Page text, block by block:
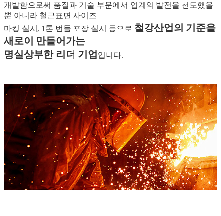
개발함으로써 품질과 기술 부문에서 업계의 발전을 선도했을
뿐 아니라 철근표면 사이즈
마킹 실시, 1톤 번들 포장 실시 등으로 철강산업의 기준을
새로이 만들어가는
명실상부한 리더 기업입니다.